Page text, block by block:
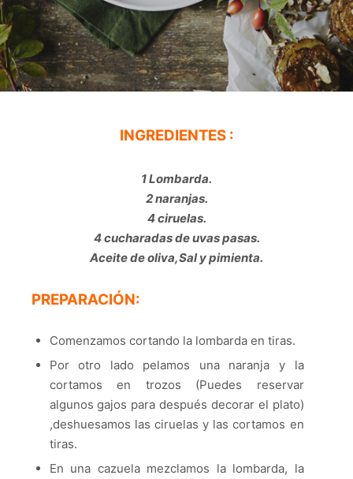
INGREDIENTES :
1 Lombarda.
2 naranjas.
4 ciruelas.
4 cucharadas de uvas pasas.
Aceite de oliva,Sal y pimienta.
PREPARACIÓN:
Comenzamos cortando la lombarda en tiras.
Por otro lado pelamos una naranja y la
cortamos en trozos (Puedes reservar
algunos gajos para después decorar el plato)
,deshuesamos las ciruelas y las cortamos en
tiras.
En una cazuela mezclamos la lombarda, la